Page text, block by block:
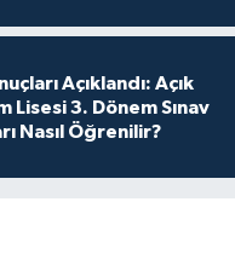
Açıklandı: Açık
Lisesi 3. Dönem Sınav
Nasıl Öğrenilir?